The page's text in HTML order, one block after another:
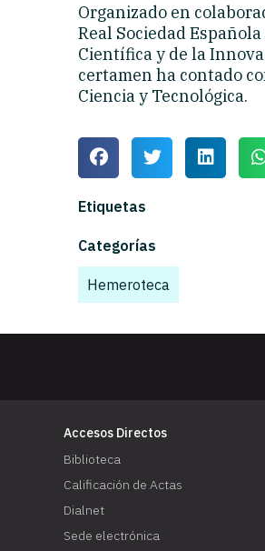
Organizado en
Real Sociedad
Científica y de la
certamen ha contado
Ciencia y Tecnológica.
Etiquetas
Categorías
Hemeroteca
Accesos Directos
Biblioteca
Calificación de Actas
Dialnet
Sede electrónica